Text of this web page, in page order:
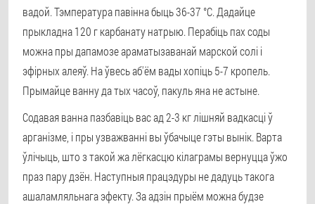
вадой. Тэмпература павінна быць 36-37 °C. Дадайце
прыкладна 120 г карбанату натрыю. Перабіць пах соды
можна пры дапамозе араматызаванай марской солі і
эфірных алеяў. На ўвесь аб'ём вады хопіць 5-7 кропель.
Прымайце ванну да тых часоў, пакуль яна не астыне.
Содавая ванна пазбавіць вас ад 2-3 кг лішняй вадкасці ў
арганізме, і пры узважванні вы ўбачыце гэты вынік. Варта
ўлічыць, што з такой жа лёгкасцю кілаграмы вернуцца ўжо
праз пару дзён. Наступныя працэдуры не дадуць такога
ашаламляльнага эфекту. За адзін прыём можна будзе